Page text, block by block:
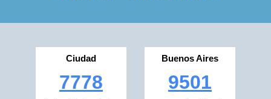
Ciudad
7778
Buenos Aires
9501